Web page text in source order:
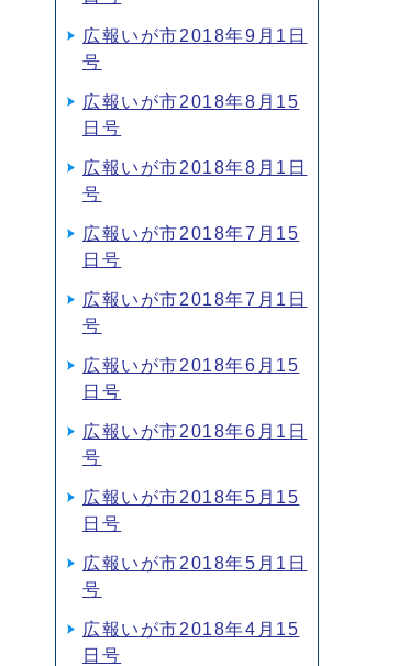
広報いが市2018年9月1日
号
広報いが市2018年8月15
日号
広報いが市2018年8月1日
号
広報いが市2018年7月15
日号
広報いが市2018年7月1日
号
広報いが市2018年6月15
日号
広報いが市2018年6月1日
号
広報いが市2018年5月15
日号
広報いが市2018年5月1日
号
広報いが市2018年4月15
日号